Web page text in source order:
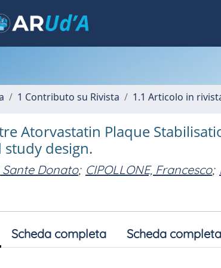
1 Contributo su Rivista 1.1 Articolo in
Atorvastatin Plaque
design.
Sante Donato; CIPOLLONE, Francesco;
Scheda completa Scheda